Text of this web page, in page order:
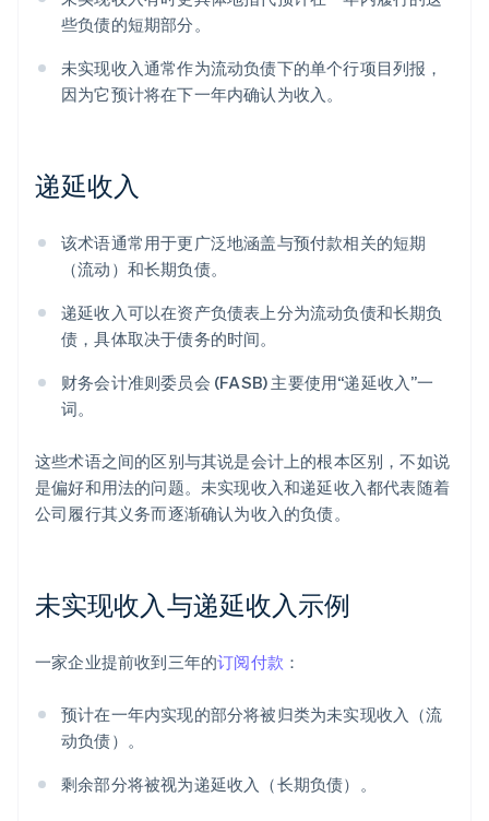
些负债的短期部分。
未实现收入通常作为流动负债下的单个行项目列报，
因为它预计将在下一年内确认为收入。
递延收入
该术语通常用于更广泛地涵盖与预付款相关的短期
（流动）和长期负债。
递延收入可以在资产负债表上分为流动负债和长期负
债，具体取决于债务的时间。
财务会计准则委员会 (FASB) 主要使用“递延收入”一
词。
这些术语之间的区别与其说是会计上的根本区别，不如说
是偏好和用法的问题。未实现收入和递延收入都代表随着
公司履行其义务而逐渐确认为收入的负债。
未实现收入与递延收入示例
一家企业提前收到三年的订阅付款 ：
预计在一年内实现的部分将被归类为未实现收入（流
动负债）。
剩余部分将被视为递延收入（长期负债）。